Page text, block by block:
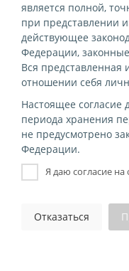
является полной,
при представлении
действующее
Федерации,
Вся
отношении себя
Настоящее согласие
периода хранения
не предусмотрено
Федерации.
Я даю согласие
Отказаться